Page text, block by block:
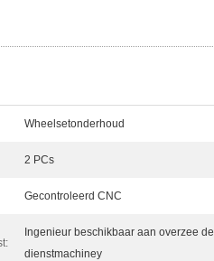
Wheelsetonderhoud
2 PCs
Gecontroleerd CNC
Ingenieur beschikbaar aan overzee de
dienstmachiney